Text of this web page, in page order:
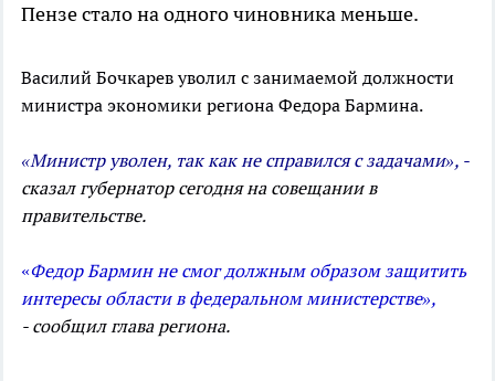
Пензе стало на одного чиновника меньше.
Василий Бочкарев уволил с занимаемой должности
министра экономики региона Федора Бармина.
«Министр уволен, так как не справился с задачами», -
сказал губернатор сегодня на совещании в
правительстве.
«Федор Бармин не смог должным образом защитить
интересы области в федеральном министерстве»,
- сообщил глава региона.